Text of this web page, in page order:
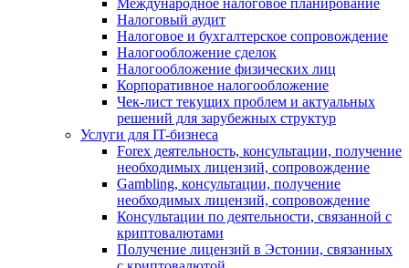
Международное налоговое планирование
Налоговый аудит
Налоговое и бухгалтерское сопровождение
Налогообложение сделок
Налогообложение физических лиц
Корпоративное налогообложение
Чек-лист текущих проблем и актуальных
решений для зарубежных структур
Услуги для IT-бизнеса
Forex деятельность, консультации, получение
необходимых лицензий, сопровождение
Gambling, консультации, получение
необходимых лицензий, сопровождение
Консультации по деятельности, связанной с
криптовалютами
Получение лицензий в Эстонии, связанных